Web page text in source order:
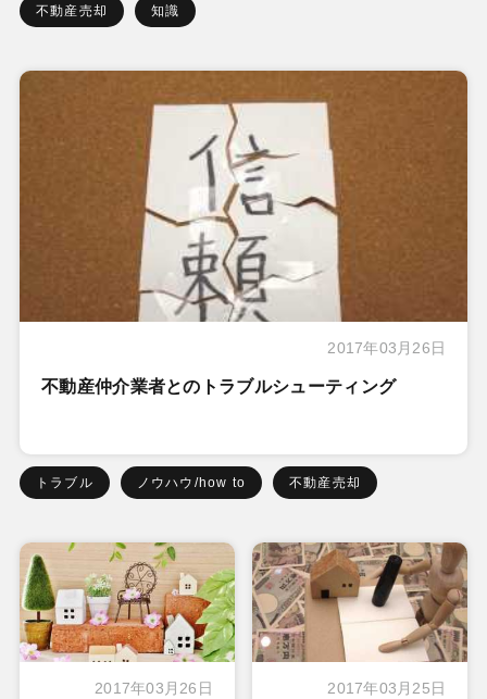
不動産売却 知識
2017年03月26日
不動産仲介業者とのトラブルシューティング
トラブル ノウハウ/how to 不動産売却
2017年03月26日 2017年03月25日